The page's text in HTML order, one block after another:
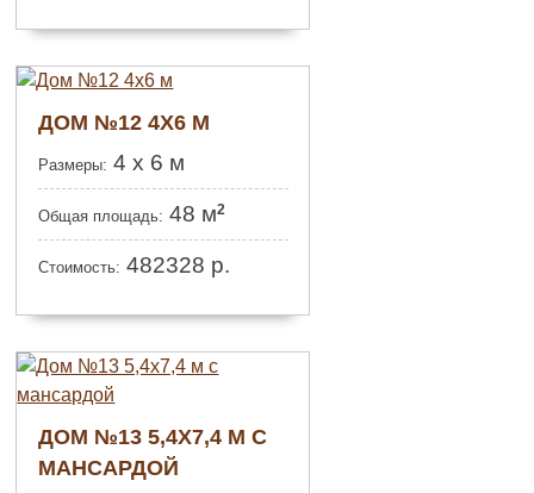
ДОМ №12 4Х6 М
Размеры: 4 x 6 м
Общая площадь: 48 м2
Стоимость: 482328 р.
ДОМ №13 5,4Х7,4 М С
МАНСАРДОЙ